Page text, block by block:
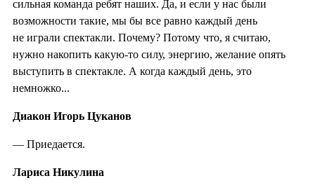
сильная команда ребят наших. Да, и если у нас были
возможности такие, мы бы все равно каждый день
не играли спектакли. Почему? Потому что, я считаю,
нужно накопить какую-то силу, энергию, желание опять
выступить в спектакле. А когда каждый день, это
немножко...
Диакон Игорь Цуканов
— Приедается.
Лариса Никулина